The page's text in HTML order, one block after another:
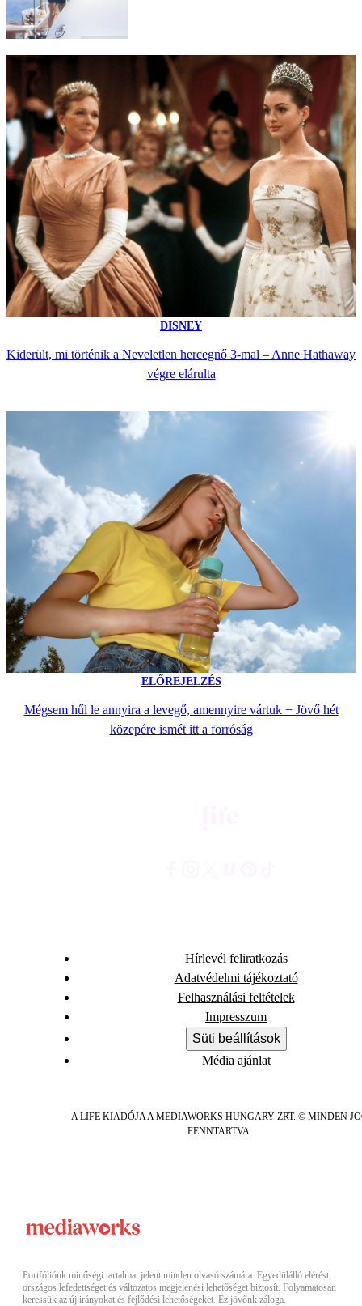
DISNEY
Kiderült, mi történik a Neveletlen hercegnő 3-mal – Anne Hathaway
végre elárulta
ELŐREJELZÉS
Mégsem hűl le annyira a levegő, amennyire vártuk − Jövő hét
közepére ismét itt a forróság
Hírlevél feliratkozás
Adatvédelmi tájékoztató
Felhasználási feltételek
Impresszum
Süti beállítások
Média ajánlat
A LIFE KIADÓJA A MEDIAWORKS HUNGARY ZRT. © MINDEN
FENNTARTVA.
Portfóliónk minőségi tartalmat jelent minden olvasó számára. Egyedülálló elérést,
országos lefedettséget és változatos megjelenési lehetőséget biztosít. Folyamatosan
keressük az új irányokat és fejlődési lehetőségeket. Ez jövőnk záloga.